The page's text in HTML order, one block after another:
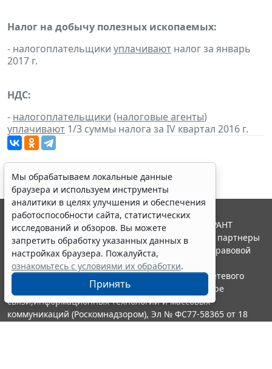
Налог на добычу полезных ископаемых:
- налогоплательщики уплачивают налог за январь
2017 г.
НДС:
- налогоплательщики (налоговые агенты)
уплачивают 1/3 суммы налога за IV квартал 2016 г.
Мы обрабатываем локальные данные
браузера и используем инструменты
аналитики в целях улучшения и обеспечения
работоспособности сайта, статистических
исследований и обзоров. Вы можете
запретить обработку указанных данных в
настройках браузера. Пожалуйста,
ознакомьтесь с условиями их обработки.
Принять
© ООО "НПП "ГАРАНТ-СЕРВИС", 2026. Система ГАРАНТ
выпускается с 1990 года. Компания "Гарант" и ее партнеры
являются участниками Российской ассоциации правовой
информации ГАРАНТ.
Портал ГАРАНТ.РУ зарегистрирован в качестве сетевого
издания Федеральной службой по надзору в сфере
связи,информационных технологий и массовых
коммуникаций (Роскомнадзором), Эл № ФС77-58365 от 18